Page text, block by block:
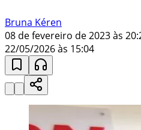
Bruna Kéren
08 de fevereiro de 2023 às
22/05/2026 às 15:04